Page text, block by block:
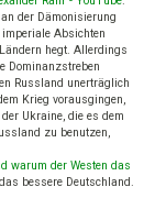
der Dämonisierung
Absichten
hegt. Allerdings
Dominanzstreben
Russland unerträglich
Krieg vorausgingen,
Ukraine, die es dem
zu benutzen,
warum der Westen das
das bessere Deutschland.